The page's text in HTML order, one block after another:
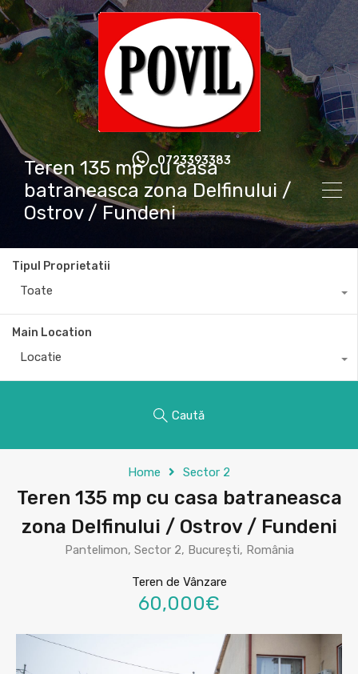
0723393383
Teren 135 mp cu casa
batraneasca zona Delfinului /
Ostrov / Fundeni
Tipul Proprietatii
Toate
Main Location
Locatie
Caută
Home Sector 2
Teren 135 mp cu casa batraneasca
zona Delfinului / Ostrov / Fundeni
Pantelimon, Sector 2, București, România
Teren de Vânzare
60,000€